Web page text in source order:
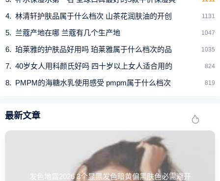
林清轩护肤品属于什么档次 山茶花润肤油的开创 1131
兰蔻产地在哪 兰蔻有几个生产地 1047
珀莱雅的护肤品好用吗 珀莱雅属于什么档次的品 1035
40岁女人用科颜氏好吗 四十岁以上女人适合用的 824
PMPM的海糖水乳使用感受 pmpm属于什么档次 819
最新文章
发色地雷2026 3个显黑发色暗黄偏黑肤色必需避开